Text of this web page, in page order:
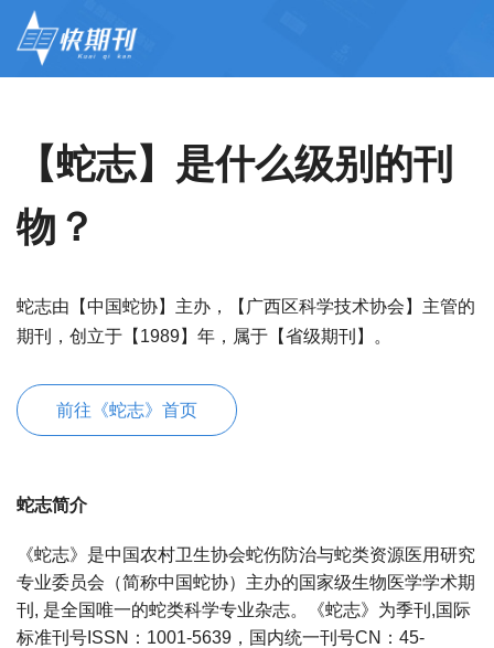
【蛇志】是什么级别的刊
物？
蛇志由【中国蛇协】主办，【广西区科学技术协会】主管的
期刊，创立于【1989】年，属于【省级期刊】。
前往《蛇志》首页
蛇志简介
《蛇志》是中国农村卫生协会蛇伤防治与蛇类资源医用研究
专业委员会（简称中国蛇协）主办的国家级生物医学学术期
刊, 是全国唯一的蛇类科学专业杂志。《蛇志》为季刊,国际
标准刊号ISSN：1001-5639，国内统一刊号CN：45-